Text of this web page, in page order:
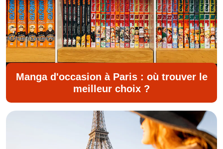
Manga d'occasion à Paris : où trouver le
meilleur choix ?